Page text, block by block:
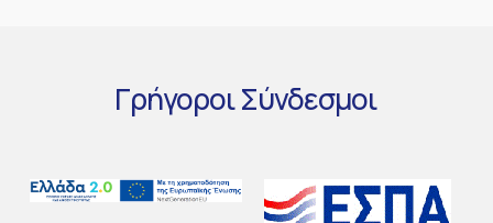
ΓρήγοροιΣύνδεσμοι